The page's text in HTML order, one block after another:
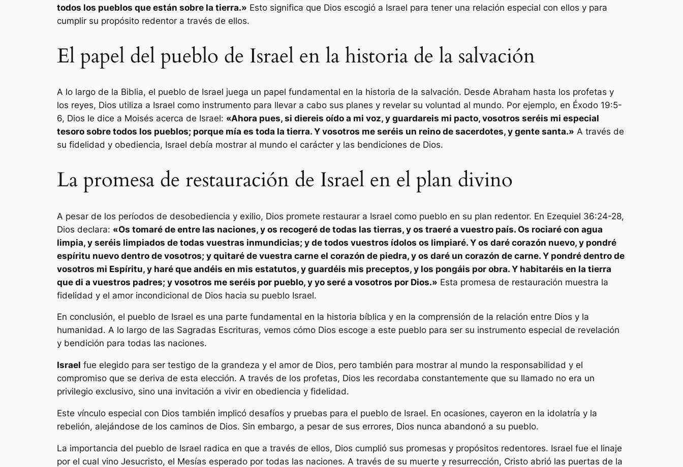
todos los pueblos que están sobre la tierra.» Esto significa que Dios escogió a Israel para tener una relación especial con ellos y para
cumplir su propósito redentor a través de ellos.
El papel del pueblo de Israel en la historia de la salvación
A lo largo de la Biblia, el pueblo de Israel juega un papel fundamental en la historia de la salvación. Desde Abraham hasta los profetas y
los reyes, Dios utiliza a Israel como instrumento para llevar a cabo sus planes y revelar su voluntad al mundo. Por ejemplo, en Éxodo 19:5-
6, Dios le dice a Moisés acerca de Israel: «Ahora pues, si diereis oído a mi voz, y guardareis mi pacto, vosotros seréis mi especial
tesoro sobre todos los pueblos; porque mía es toda la tierra. Y vosotros me seréis un reino de sacerdotes, y gente santa.» A través de
su fidelidad y obediencia, Israel debía mostrar al mundo el carácter y las bendiciones de Dios.
La promesa de restauración de Israel en el plan divino
A pesar de los períodos de desobediencia y exilio, Dios promete restaurar a Israel como pueblo en su plan redentor. En Ezequiel 36:24-28,
Dios declara: «Os tomaré de entre las naciones, y os recogeré de todas las tierras, y os traeré a vuestro país. Os rociaré con agua
limpia, y seréis limpiados de todas vuestras inmundicias; y de todos vuestros ídolos os limpiaré. Y os daré corazón nuevo, y pondré
espíritu nuevo dentro de vosotros; y quitaré de vuestra carne el corazón de piedra, y os daré un corazón de carne. Y pondré dentro de
vosotros mi Espíritu, y haré que andéis en mis estatutos, y guardéis mis preceptos, y los pongáis por obra. Y habitaréis en la tierra
que di a vuestros padres; y vosotros me seréis por pueblo, y yo seré a vosotros por Dios.» Esta promesa de restauración muestra la
fidelidad y el amor incondicional de Dios hacia su pueblo Israel.
En conclusión, el pueblo de Israel es una parte fundamental en la historia bíblica y en la comprensión de la relación entre Dios y la
humanidad. A lo largo de las Sagradas Escrituras, vemos cómo Dios escoge a este pueblo para ser su instrumento especial de revelación
y bendición para todas las naciones.
Israel fue elegido para ser testigo de la grandeza y el amor de Dios, pero también para mostrar al mundo la responsabilidad y el
compromiso que se deriva de esta elección. A través de los profetas, Dios les recordaba constantemente que su llamado no era un
privilegio exclusivo, sino una invitación a vivir en obediencia y fidelidad.
Este vínculo especial con Dios también implicó desafíos y pruebas para el pueblo de Israel. En ocasiones, cayeron en la idolatría y la
rebelión, alejándose de los caminos de Dios. Sin embargo, a pesar de sus errores, Dios nunca abandonó a su pueblo.
La importancia del pueblo de Israel radica en que a través de ellos, Dios cumplió sus promesas y propósitos redentores. Israel fue el linaje
por el cual vino Jesucristo, el Mesías esperado por todas las naciones. A través de su muerte y resurrección, Cristo abrió las puertas de la